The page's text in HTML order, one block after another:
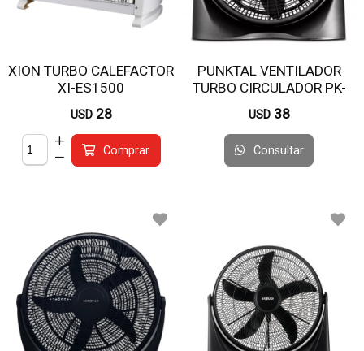
XION TURBO CALEFACTOR
XI-ES1500
USD 28
Comprar
PUNKTAL VENTILADOR
TURBO CIRCULADOR PK-
4100
USD 38
Consultar